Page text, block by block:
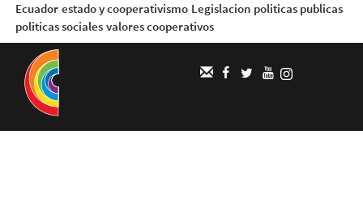
Ecuador estado y cooperativismo Legislacion politicas publicas
politicas sociales valores cooperativos